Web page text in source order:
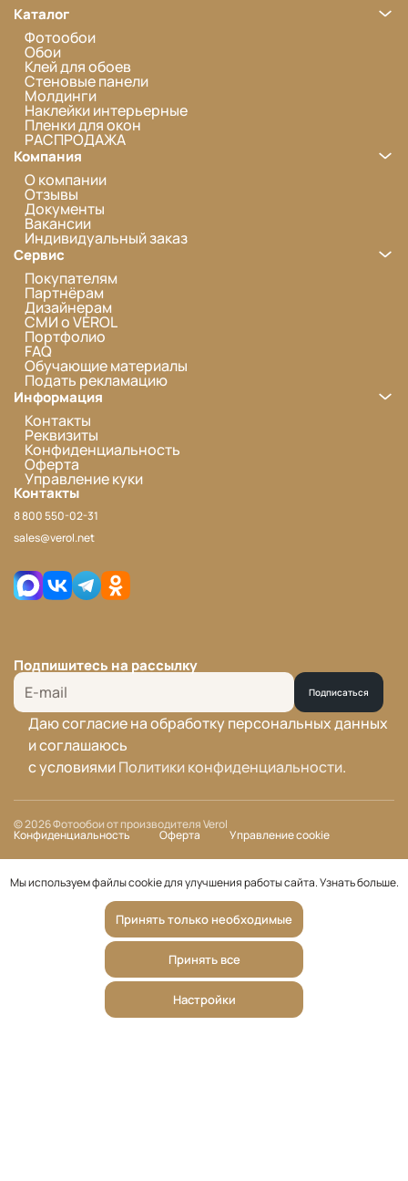
Каталог
Фотообои
Обои
Клей для обоев
Стеновые панели
Молдинги
Наклейки интерьерные
Пленки для окон
РАСПРОДАЖА
Компания
О компании
Отзывы
Документы
Вакансии
Индивидуальный заказ
Сервис
Покупателям
Партнёрам
Дизайнерам
СМИ о VEROL
Портфолио
FAQ
Обучающие материалы
Подать рекламацию
Информация
Контакты
Реквизиты
Конфиденциальность
Оферта
Управление куки
Контакты
8 800 550-02-31
sales@verol.net
Подпишитесь на рассылку
Подписаться
Даю согласие на обработку персональных данных
и соглашаюсь
с условиямиПолитики конфиденциальности.
© 2026 Фотообои от производителя Verol
Конфиденциальность Оферта Управление cookie
Мы используем файлы cookie для улучшения работы сайта.Узнать больше.
Принять только необходимые
Принять все
Настройки